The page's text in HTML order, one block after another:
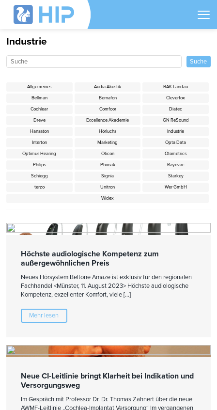
Industrie
Höchste audiologische Kompetenz zum
außergewöhnlichen Preis
Neues Hörsystem Beltone Amaze ist exklusiv für den regionalen
Fachhandel <Münster, 11. August 2023> Höchste audiologische
Kompetenz, exzellenter Komfort, viele […]
Mehr lesen
Neue CI-Leitlinie bringt Klarheit bei Indikation und
Versorgungsweg
Im Gespräch mit Professor Dr. Dr. Thomas Zahnert über die neue
AWMF-Leitlinie „Cochlea-Implantat Versorgung“ Im vergangenen
Allgemeines Audia Akustik
BAK Landau
Bellman
Bernafon
Cleverfox
Cochlear
Comfoor
Diatec
Dreve
Excellence Akademie
GN ReSound
Hansaton
Hörluchs
Industrie
Interton
Marketing
Opta Data
Optimus Hearing
Oticon
Otometrics
Philips
Phonak
Rayovac
Schiegg
Signia
Starkey
terzo
Unitron
Wer GmbH
Widex